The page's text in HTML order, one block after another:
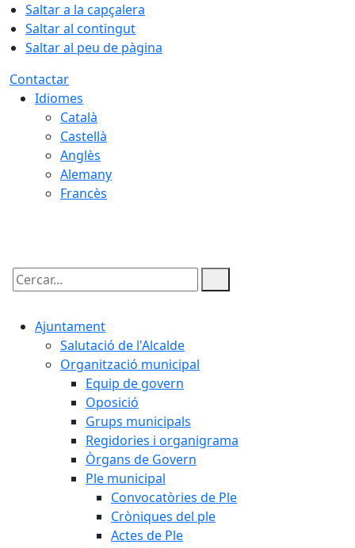
Saltar a la capçalera
Saltar al contingut
Saltar al peu de pàgina
Contactar
Idiomes
Català
Castellà
Anglès
Alemany
Francès
Cercar:
Ajuntament
Salutació de l'Alcalde
Organització municipal
Equip de govern
Oposició
Grups municipals
Regidories i organigrama
Òrgans de Govern
Ple municipal
Convocatòries de Ple
Cròniques del ple
Actes de Ple